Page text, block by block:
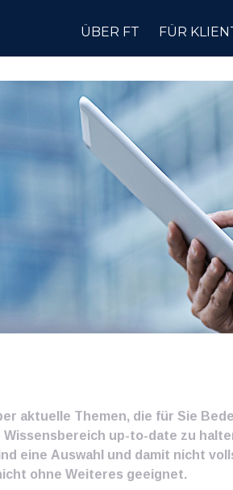
ÜBER FT FÜR
aktuelle Themen, die für Sie
up-to-date zu
eine Auswahl und damit nicht
ohne Weiteres geeignet.